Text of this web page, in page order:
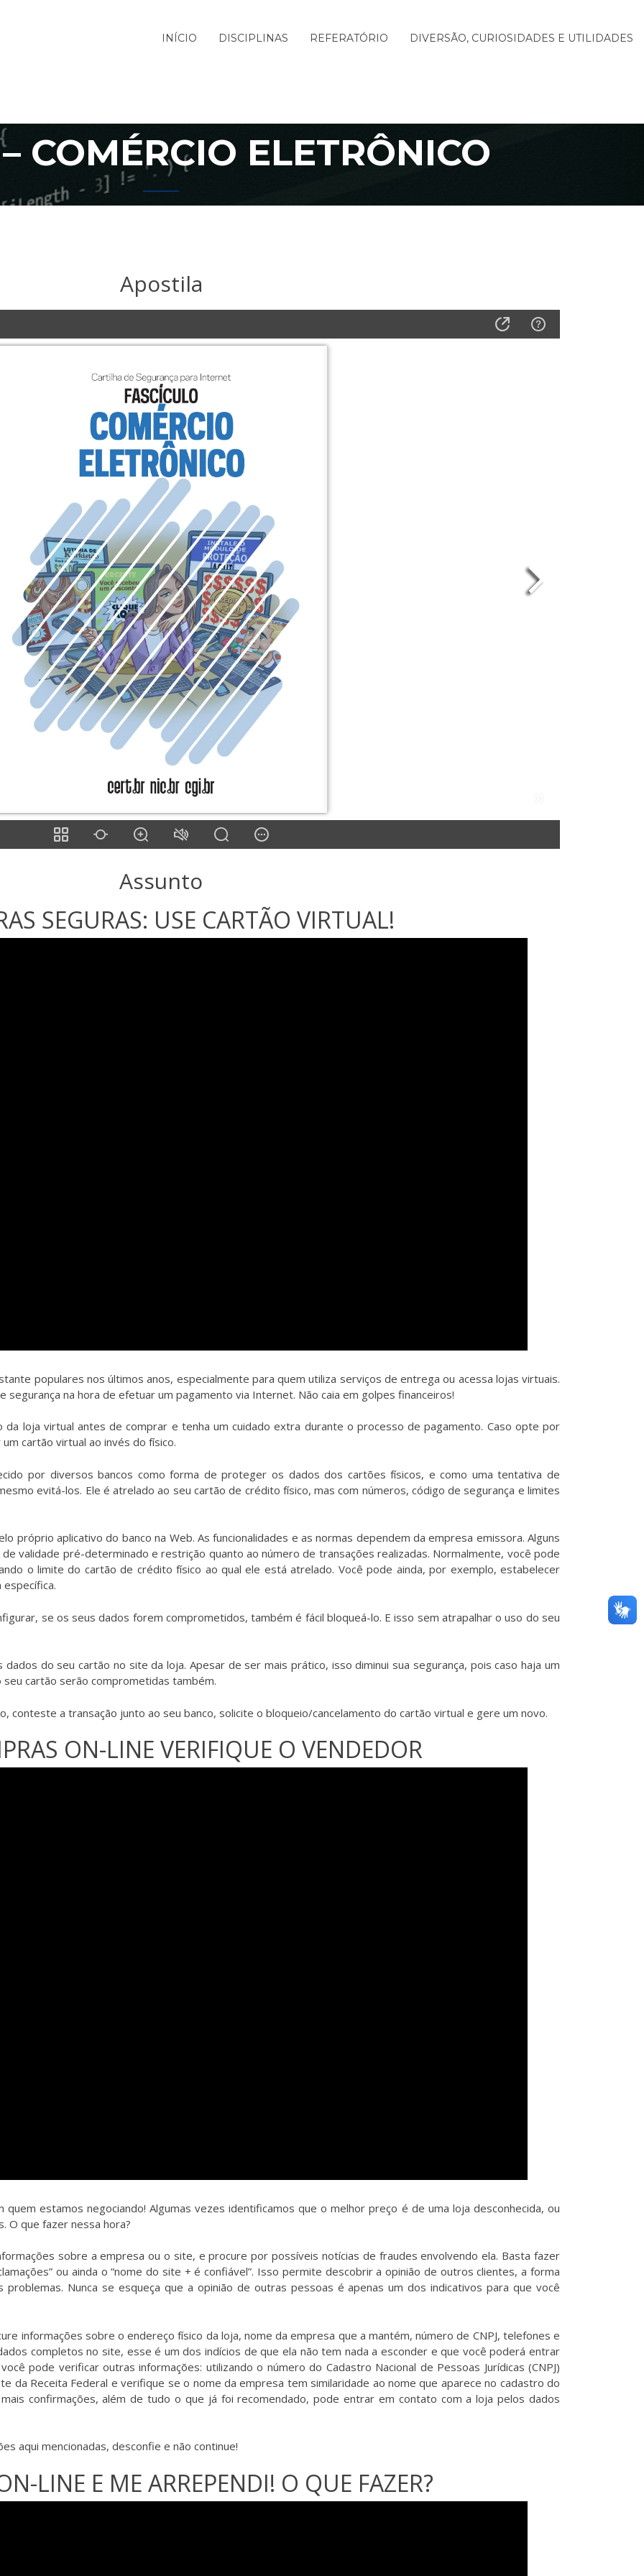
INÍCIO DISCIPLINAS REFERATÓRIO DIVERSÃO, CURIOSIDADES E UTILIDADES
COMÉRCIO ELETRÔNICO
Apostila
Assunto
SEGURAS: USE CARTÃO VIRTUAL!
populares nos últimos anos, especialmente para quem utiliza serviços de entrega ou acessa lojas virtuais.
na hora de efetuar um pagamento via Internet. Não caia em golpes financeiros!
da loja virtual antes de comprar e tenha um cuidado extra durante o processo de pagamento. Caso opte por
cartão virtual ao invés do físico.
por diversos bancos como forma de proteger os dados dos cartões físicos, e como uma tentativa de
evitá-los. Ele é atrelado ao seu cartão de crédito físico, mas com números, código de segurança e limites
próprio aplicativo do banco na Web. As funcionalidades e as normas dependem da empresa emissora. Alguns
validade pré-determinado e restrição quanto ao número de transações realizadas. Normalmente, você pode
o limite do cartão de crédito físico ao qual ele está atrelado. Você pode ainda, por exemplo, estabelecer
se os seus dados forem comprometidos, também é fácil bloqueá-lo. E isso sem atrapalhar o uso do seu
do seu cartão no site da loja. Apesar de ser mais prático, isso diminui sua segurança, pois caso haja um
cartão serão comprometidas também.
conteste a transação junto ao seu banco, solicite o bloqueio/cancelamento do cartão virtual e gere um novo.
ON-LINE VERIFIQUE O VENDEDOR
estamos negociando! Algumas vezes identificamos que o melhor preço é de uma loja desconhecida, ou
O que fazer nessa hora?
sobre a empresa ou o site, e procure por possíveis notícias de fraudes envolvendo ela. Basta fazer
ou ainda o “nome do site + é confiável”. Isso permite descobrir a opinião de outros clientes, a forma
Nunca se esqueça que a opinião de outras pessoas é apenas um dos indicativos para que você
informações sobre o endereço físico da loja, nome da empresa que a mantém, número de CNPJ, telefones e
completos no site, esse é um dos indícios de que ela não tem nada a esconder e que você poderá entrar
pode verificar outras informações: utilizando o número do Cadastro Nacional de Pessoas Jurídicas (CNPJ)
da Receita Federal e verifique se o nome da empresa tem similaridade ao nome que aparece no cadastro do
mais confirmações, além de tudo o que já foi recomendado, pode entrar em contato com a loja pelos dados
aqui mencionadas, desconfie e não continue!
LINE E ME ARREPENDI! O QUE FAZER?